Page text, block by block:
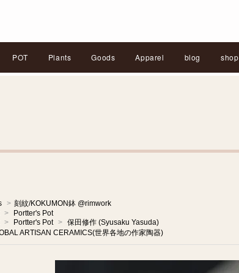
POT Plants Goods Apparel blog shop
> 刻紋/KOKUMON鉢 @rimwork
>
Portter's Pot
> Portter's Pot > 保田修作 (Syusaku Yasuda)
ARTISAN CERAMICS(世界各地の作家陶器)